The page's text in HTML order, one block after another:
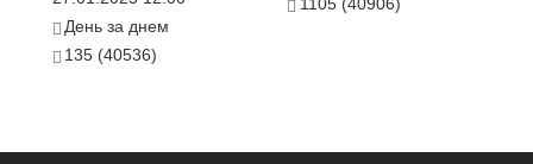
День за днем
135 (40536)